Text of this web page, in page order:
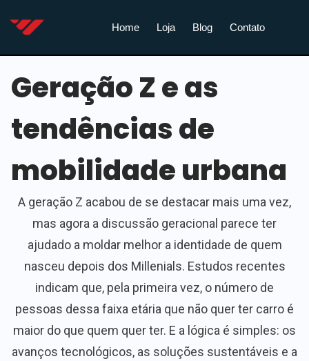
Home Loja Blog Contato
Geração Z e as
tendências de
mobilidade urbana
A geração Z acabou de se destacar mais uma vez,
mas agora a discussão geracional parece ter
ajudado a moldar melhor a identidade de quem
nasceu depois dos Millenials. Estudos recentes
indicam que, pela primeira vez, o número de
pessoas dessa faixa etária que não quer ter carro é
maior do que quem quer ter. E a lógica é simples: os
avanços tecnológicos, as soluções sustentáveis e a